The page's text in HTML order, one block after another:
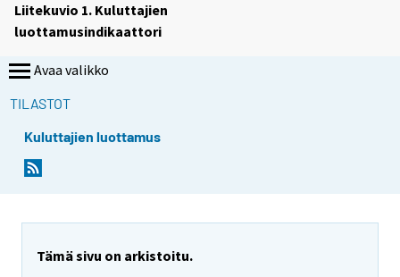
Liitekuvio 1. Kuluttajien
luottamusindikaattori
Avaa valikko
TILASTOT
Kuluttajien luottamus
Tämä sivu on arkistoitu.